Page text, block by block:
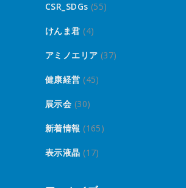
CSR_SDGs (55)
けんま君 (4)
アミノエリア (37)
健康経営 (45)
展示会 (30)
新着情報 (165)
表示液晶 (17)